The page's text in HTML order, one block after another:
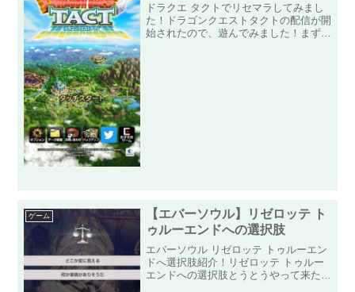
ドラクエ タクトでリセマラしてみまし
た！ドラゴンクエストタクトの配信が開
始されたので、遊んでみました！まずは
ゲーム
【エバーソウル】リゼロッテ ト
ゥルーエンドへの選択肢
エバーソウル リゼロッテ トゥルーエン
ドへ選択肢紹介！リゼロッテ トゥルー
エンドへの選択肢とうとうやって来た悪